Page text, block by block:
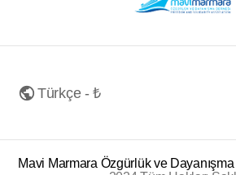
Türkçe - ₺
Mavi Marmara Özgürlük ve